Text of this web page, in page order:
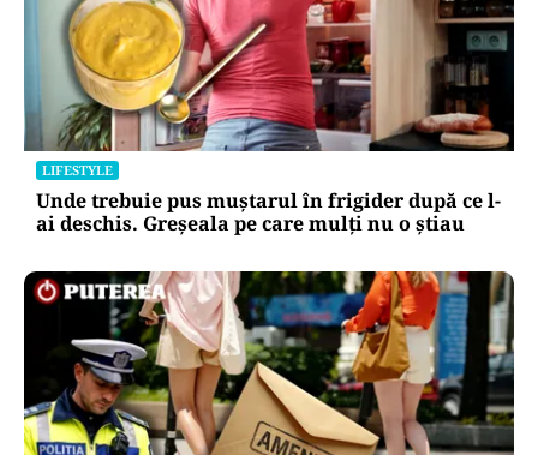
LIFESTYLE
Unde trebuie pus muștarul în frigider după ce l-
ai deschis. Greșeala pe care mulți nu o știau